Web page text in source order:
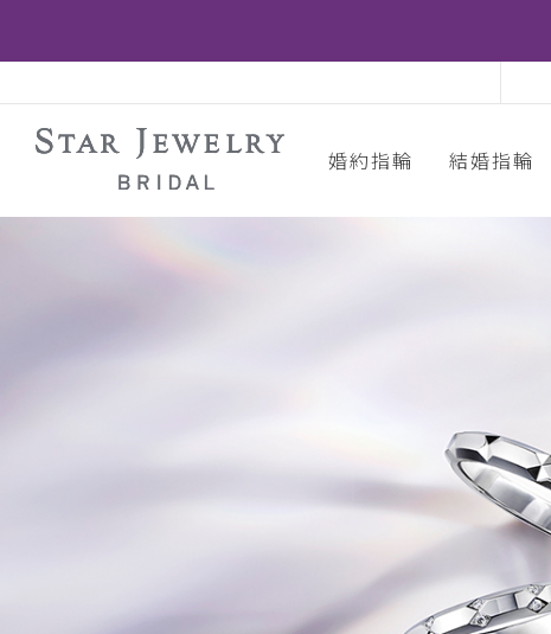
婚約指輪 結婚指輪